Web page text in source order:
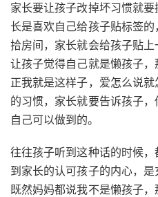
家长要让孩子改掉坏习惯就
长是喜欢自己给孩子贴标签
拾房间，家长就会给孩子贴
让孩子觉得自己就是懒孩子
正我就是这样子，爱怎么说
的习惯，家长就要告诉孩子
自己可以做到的。
往往孩子听到这种话的时候
到家长的认可孩子的内心，是
既然妈妈都说我不是懒孩子